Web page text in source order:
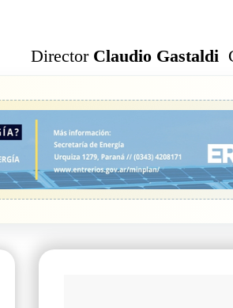
Director Claudio Gastaldi